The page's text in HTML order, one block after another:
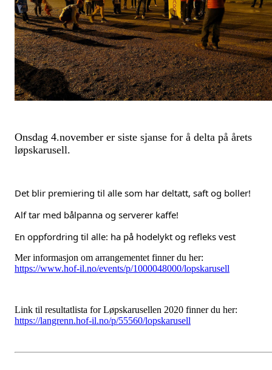
Onsdag 4.november er siste sjanse for å delta på årets
løpskarusell.
Det blir premiering til alle som har deltatt, saft og boller!
Alf tar med bålpanna og serverer kaffe!
En oppfordring til alle: ha på hodelykt og refleks vest
Mer informasjon om arrangementet finner du her:
https://www.hof-il.no/events/p/1000048000/lopskarusell
Link til resultatlista for Løpskarusellen 2020 finner du her:
https://langrenn.hof-il.no/p/55560/lopskarusell